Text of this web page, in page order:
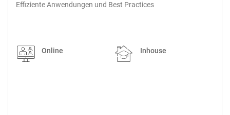
Effiziente Anwendungen und Best Practices
Online Inhouse